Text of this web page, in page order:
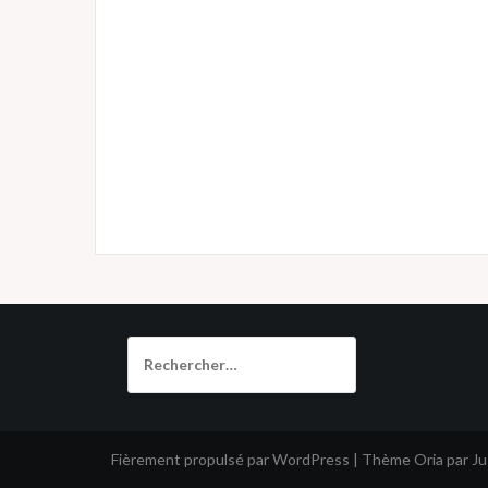
Fièrement propulsé par WordPress | Thème Oria par